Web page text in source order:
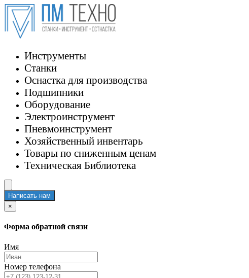
Инструменты
Станки
Оснастка для производства
Подшипники
Оборудование
Электроинструмент
Пневмоинструмент
Хозяйственный инвентарь
Товары по сниженным ценам
Техническая Библиотека
Написать нам
×
Форма обратной связи
Имя
Номер телефона